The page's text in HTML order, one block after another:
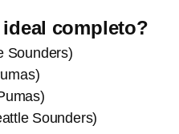
completo?
Sounders)
Sounders)